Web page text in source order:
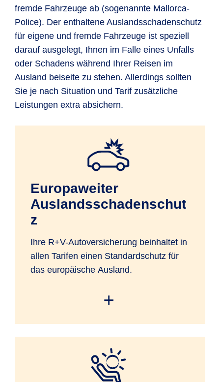
fremde Fahrzeuge ab (sogenannte Mallorca-
Police). Der enthaltene Auslandsschadenschutz
für eigene und fremde Fahrzeuge ist speziell
darauf ausgelegt, Ihnen im Falle eines Unfalls
oder Schadens während Ihrer Reisen im
Ausland beiseite zu stehen. Allerdings sollten
Sie je nach Situation und Tarif zusätzliche
Leistungen extra absichern.
Europaweiter
Auslandsschadenschut
z
Ihre R+V-Autoversicherung beinhaltet in
allen Tarifen einen Standardschutz für
das europäische Ausland.
Sie haben mit Ihrem versicherten Kfz
Versicherungsschutz in den
geographischen Grenzen Europas sowie